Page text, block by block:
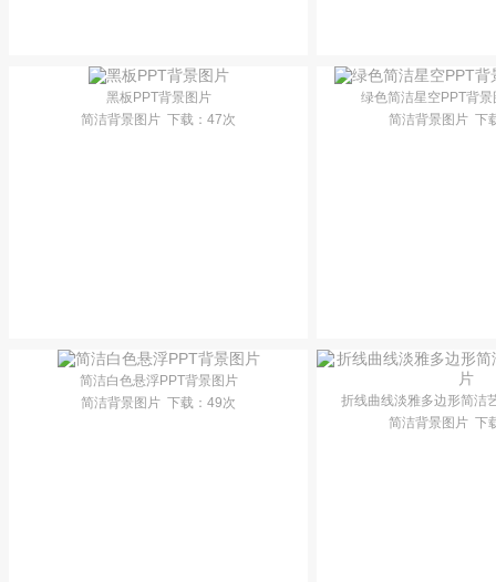
黑板PPT背景图片
简洁背景图片 下载 ：47次
绿色简洁星空PPT背
简洁背景图片 下
简洁白色悬浮PPT背景图片
简洁背景图片 下载 ：49次
折线曲线淡雅多边形简洁
简洁背景图片 下